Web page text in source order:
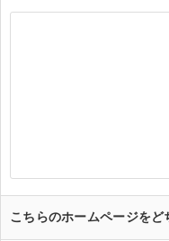
こちらのホームページをど